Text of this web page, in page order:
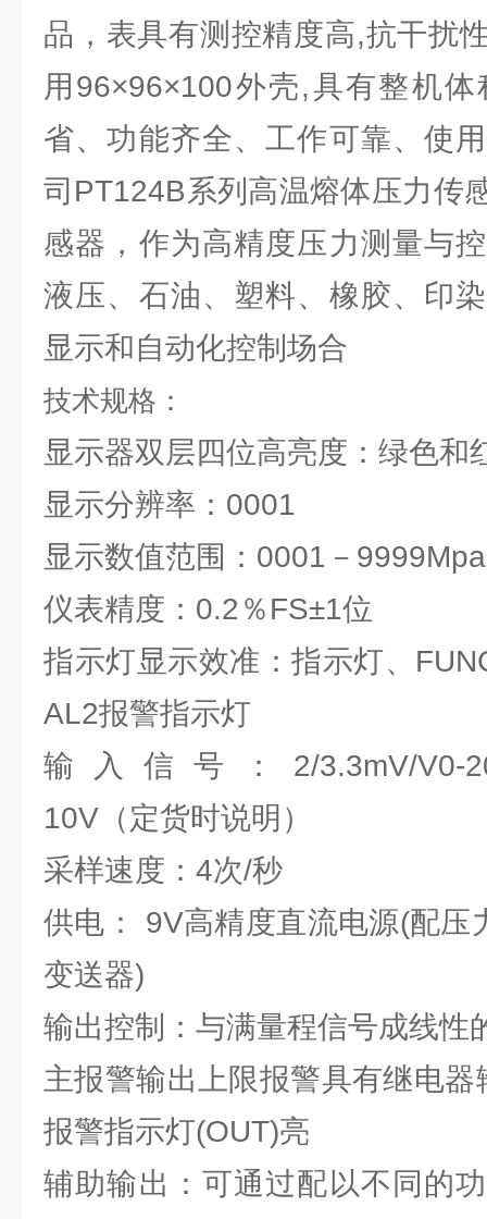
品，表具有测控精度高,抗干扰
用96×96×100外壳,具有整机
省、功能齐全、工作可靠、使
司PT124B系列高温熔体压力传
感器，作为高精度压力测量与
液压、石油、塑料、橡胶、印
显示和自动化控制场合
技术规格：
显示器双层四位高亮度：绿色和
显示分辨率：0001
显示数值范围：0001－
仪表精度：0.2％FS±1位
指示灯显示效准：指示灯、
AL2报警指示灯
输入信号：2/3.3mV/V0-
10V（定货时说明）
采样速度：4次/秒
供电： 9V高精度直流电源(配压
变送器)
输出控制：与满量程信号成线性
主报警输出上限报警具有继电
报警指示灯(OUT)亮
辅助输出：可通过配以不同的